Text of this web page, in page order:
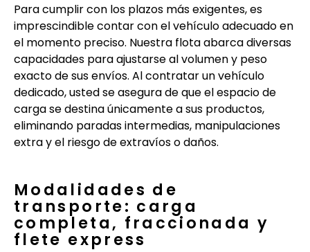
Para cumplir con los plazos más exigentes, es
imprescindible contar con el vehículo adecuado en
el momento preciso. Nuestra flota abarca diversas
capacidades para ajustarse al volumen y peso
exacto de sus envíos. Al contratar un vehículo
dedicado, usted se asegura de que el espacio de
carga se destina únicamente a sus productos,
eliminando paradas intermedias, manipulaciones
extra y el riesgo de extravíos o daños.
Modalidades de
transporte: carga
completa, fraccionada y
flete express